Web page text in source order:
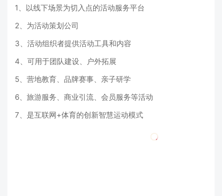
1、以线下场景为切入点的活动服务平台
2、为活动策划公司
3、活动组织者提供活动工具和内容
4、可用于团队建设、户外拓展
5、营地教育、品牌赛事、亲子研学
6、旅游服务、商业引流、会员服务等活动
7、是互联网+体育的创新智慧运动模式